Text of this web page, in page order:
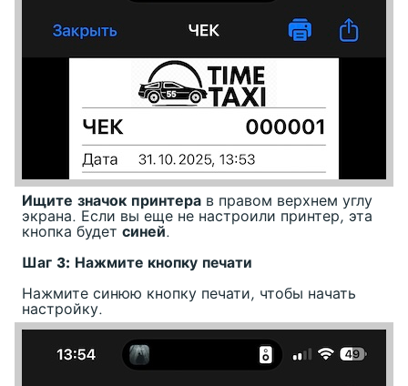
Ищите значок принтера в правом верхнем углу
экрана. Если вы еще не настроили принтер, эта
кнопка будет синей.
Шаг 3: Нажмите кнопку печати
Нажмите синюю кнопку печати, чтобы начать
настройку.